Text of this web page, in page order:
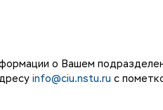
о Вашем
info@ciu.nstu.ru с